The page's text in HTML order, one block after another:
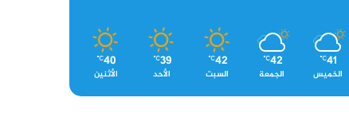
41
℃
الخميس
42
℃
الجمعة
42
℃
السبت
39
℃
الأحد
40
℃
الأثنين